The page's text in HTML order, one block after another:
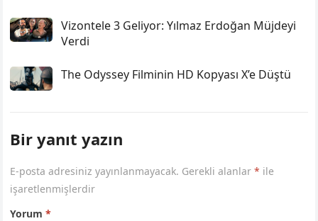
Vizontele 3 Geliyor: Yılmaz Erdoğan Müjdeyi
Verdi
The Odyssey Filminin HD Kopyası X’e Düştü
Bir yanıt yazın
E-posta adresiniz yayınlanmayacak. Gerekli alanlar* ile
işaretlenmişlerdir
Yorum*